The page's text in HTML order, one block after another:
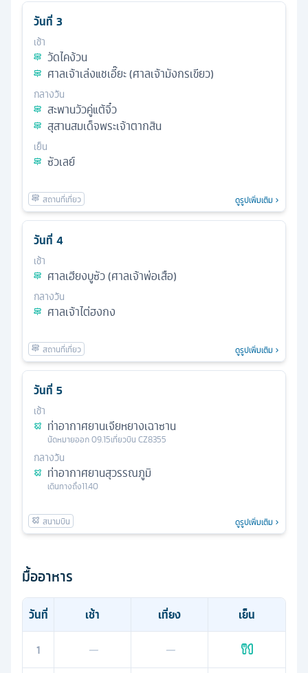
วันที่ 3
เช้า
วัดไคง้วน
ศาลเจ้าเล่งแชเอี๊ยะ (ศาลเจ้ามังกรเขียว)
กลางวัน
สะพานวัวคู่แต้จิ๋ว
สุสานสมเด็จพระเจ้าตากสิน
เย็น
ซัวเลย์
ดูรูปเพิ่มเติม
วันที่ 4
เช้า
ศาลเฮียงบูซัว (ศาลเจ้าพ่อเสือ)
กลางวัน
ศาลเจ้าไต่ฮงกง
ดูรูปเพิ่มเติม
วันที่ 5
เช้า
ท่าอากาศยานเจียหยางเฉาซาน
นัดหมายออก09.15เที่ยวบิน CZ8355
กลางวัน
ท่าอากาศยานสุวรรณภูมิ
เดินทางถึง11.40
ดูรูปเพิ่มเติม
มื้ออาหาร
วันที่ เช้า เที่ยง
เย็น
1
— —